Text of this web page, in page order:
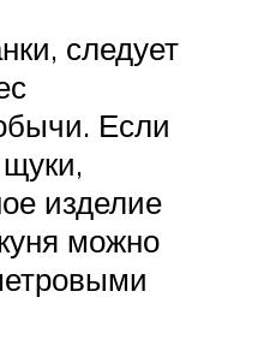
следует
Если
изделие
можно